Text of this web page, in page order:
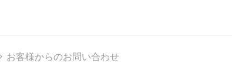
お客様からのお問い合わせ